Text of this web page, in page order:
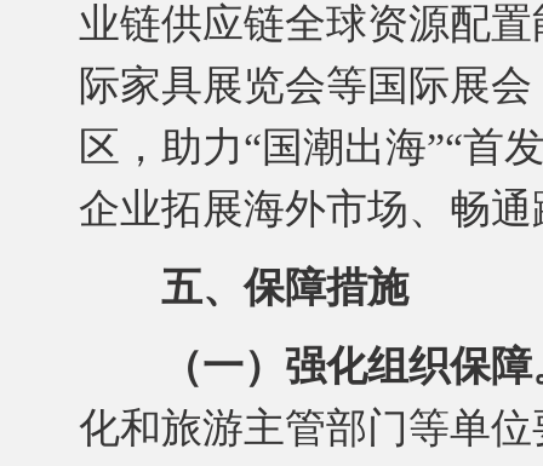
业链供应链全球资源配
际家具展览会等国际展
区，助力“国潮出海”“首
企业拓展海外市场、畅
五、保障措施
（一）强化组织保
化和旅游主管部门等单